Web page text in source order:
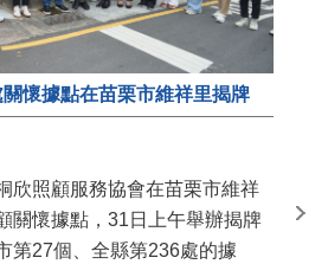
懷據點在苗栗市維祥里揭牌
欣照顧服務協會在苗栗市維祥
關懷據點，31日上午舉辦揭牌
第27個、全縣第236處的據
苗